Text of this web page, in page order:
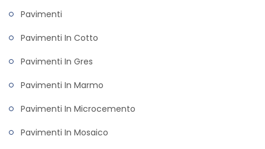
Pavimenti
Pavimenti In Cotto
Pavimenti In Gres
Pavimenti In Marmo
Pavimenti In Microcemento
Pavimenti In Mosaico